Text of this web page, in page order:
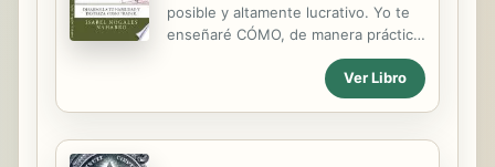
posible y altamente lucrativo. Yo te
enseñaré CÓMO, de manera práctica
a través del completísimo "MANUAL
PRÁCTICO DE FOREX" que te guiará,
paso a paso, en la práctica del
desarrollo de tu habilidad como
Ver Libro